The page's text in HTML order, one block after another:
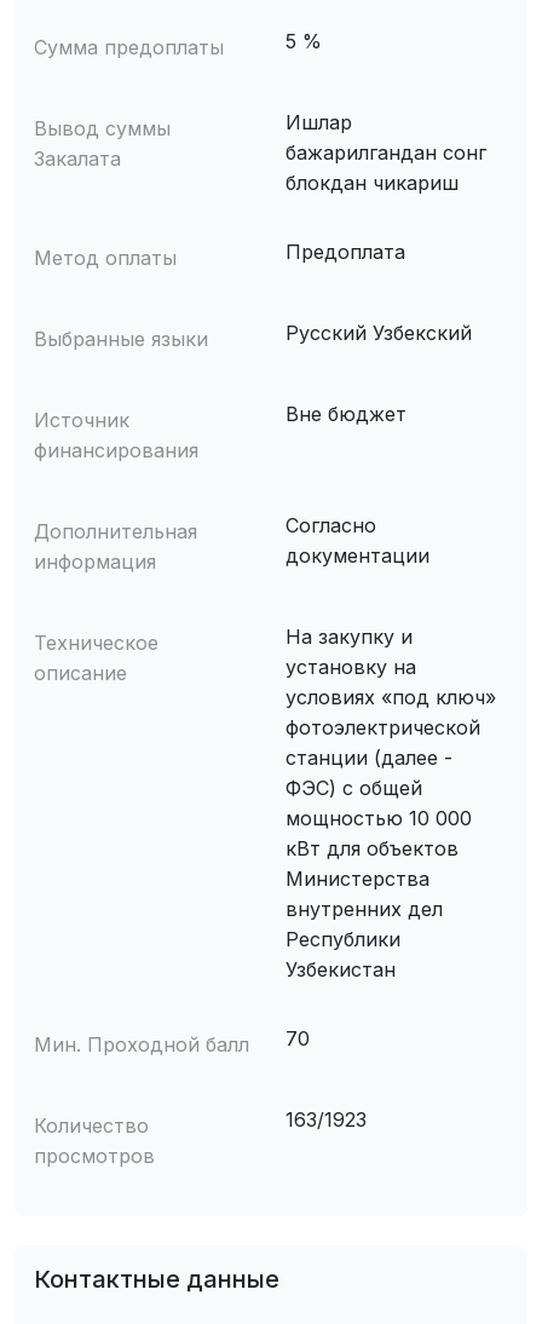
Сумма предоплаты 5 %
Вывод суммы
Закалата
Ишлар
бажарилгандан сонг
блокдан чикариш
Метод оплаты Предоплата
Выбранные языки Русский Узбекский
Источник
финансирования
Вне бюджет
Дополнительная
информация
Согласно
документации
Техническое
описание
На закупку и
установку на
условиях «под ключ»
фотоэлектрической
станции (далее -
ФЭС) с общей
мощностью 10 000
кВт для объектов
Министерства
внутренних дел
Республики
Узбекистан
Мин. Проходной балл 70
Количество
просмотров
163/1923
Контактные данные